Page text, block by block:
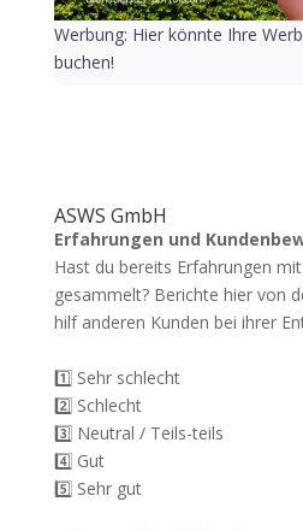
Werbung: Hier könnte Ihre
buchen!
ASWS GmbH
Erfahrungen und
Hast du bereits Erfahrungen
gesammelt? Berichte hier von
hilf anderen Kunden bei ihrer
1️⃣ Sehr schlecht
2️⃣ Schlecht
3️⃣ Neutral / Teils-teils
4️⃣ Gut
5️⃣ Sehr gut